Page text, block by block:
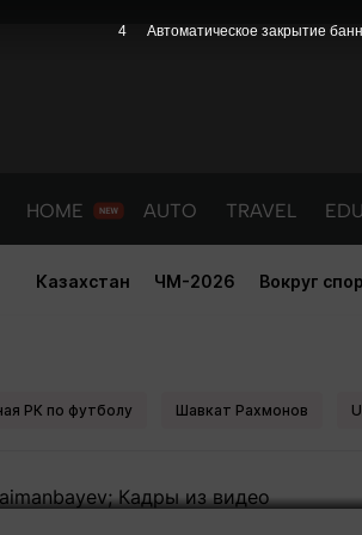
HOME AUTO TRAVEL EDU
Казахстан ЧМ-2026 Вокруг
РК по футболу Шавкат Рахмонов
нокаутировал
3 Автоматическое закрытие